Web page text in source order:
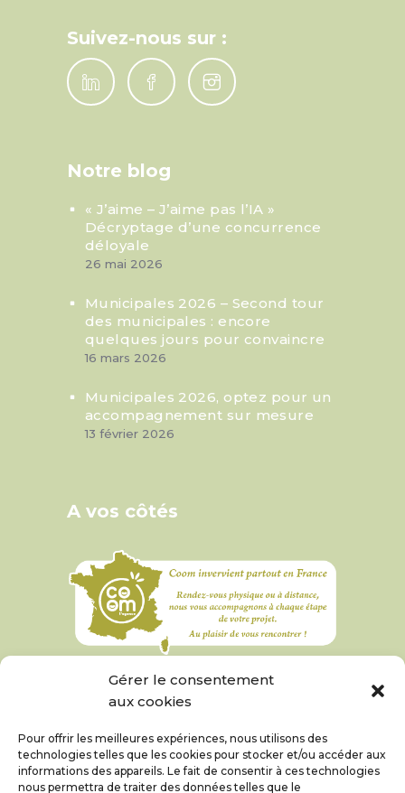
Gérer le consentement
aux cookies
Pour offrir les meilleures expériences, nous utilisons des
technologies telles que les cookies pour stocker et/ou accéder aux
informations des appareils. Le fait de consentir à ces technologies
nous permettra de traiter des données telles que le
Suivez-nous sur :
Notre blog
« J’aime – J’aime pas l’IA »
Décryptage d’une concurrence
déloyale
26 mai 2026
Municipales 2026 – Second tour
des municipales : encore
quelques jours pour convaincre
16 mars 2026
Municipales 2026, optez pour un
accompagnement sur mesure
13 février 2026
A vos côtés